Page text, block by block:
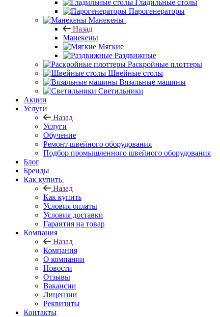
Гладильные столы
Парогенераторы
Манекены
Назад
Манекены
Мягкие
Раздвижные
Раскройные плоттеры
Швейные столы
Вязальные машины
Светильники
Акции
Услуги
Назад
Услуги
Обучение
Ремонт швейного оборудования
Подбор промышленного швейного оборудования
Блог
Бренды
Как купить
Назад
Как купить
Условия оплаты
Условия доставки
Гарантия на товар
Компания
Назад
Компания
О компании
Новости
Отзывы
Вакансии
Лицензии
Реквизиты
Контакты